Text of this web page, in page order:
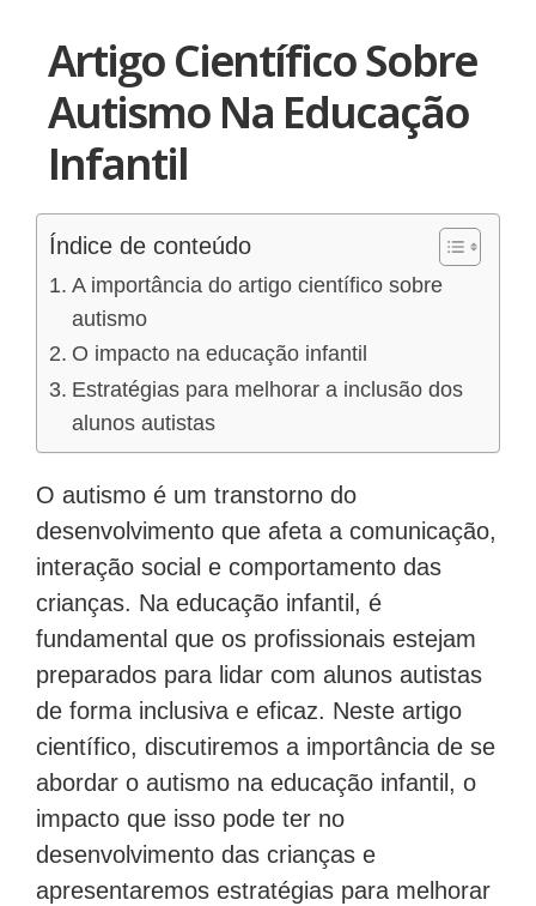
Artigo Científico Sobre
Autismo Na Educação
Infantil
Índice de conteúdo
A importância do artigo científico sobre
autismo
O impacto na educação infantil
Estratégias para melhorar a inclusão dos
alunos autistas
O autismo é um transtorno do
desenvolvimento que afeta a comunicação,
interação social e comportamento das
crianças. Na educação infantil, é
fundamental que os profissionais estejam
preparados para lidar com alunos autistas
de forma inclusiva e eficaz. Neste artigo
científico, discutiremos a importância de se
abordar o autismo na educação infantil, o
impacto que isso pode ter no
desenvolvimento das crianças e
apresentaremos estratégias para melhorar